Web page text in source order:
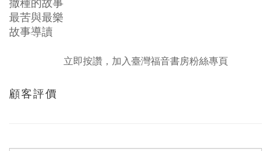
撒種的故事
最苦與最樂
故事導讀
立即按讚，加入臺灣福音書房粉絲專頁
顧客評價